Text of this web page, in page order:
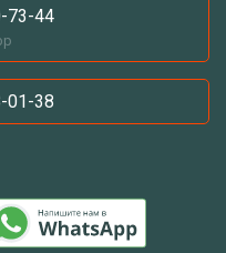
73-44
01-38